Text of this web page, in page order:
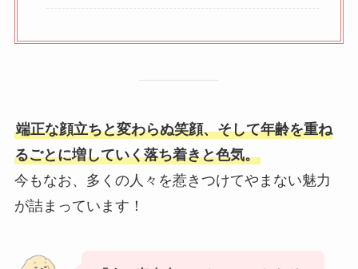
端正な顔立ちと変わらぬ笑顔、そして年齢を重ね
るごとに増していく落ち着きと色気。
今もなお、多くの人々を惹きつけてやまない魅力
が詰まっています！